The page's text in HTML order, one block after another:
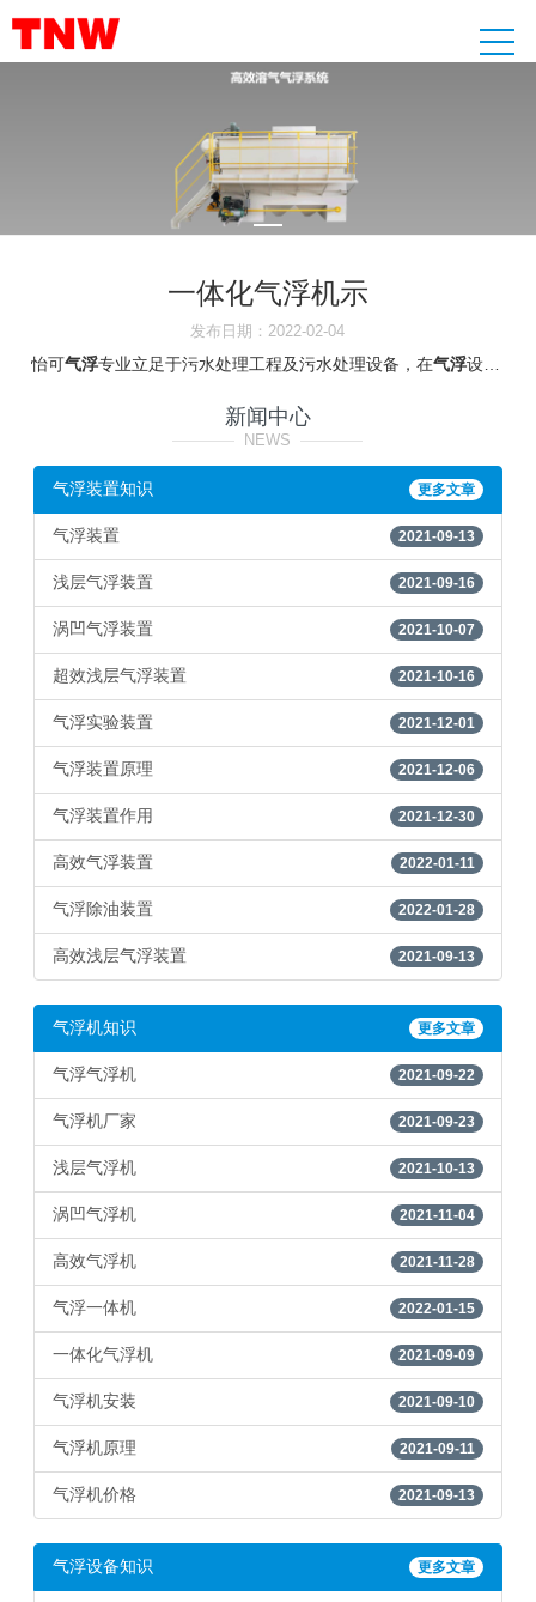
一体化气浮机示
发布日期：2022-02-04
怡可气浮专业立足于污水处理工程及污水处理设备，在气浮设备以及刮吸泥机设备方面有着独特的技术、整体解决方案和集成应用。公司的产品研发和工程设计能力已达到国际。浮选法(或
新闻中心
———— NEWS————
更多文章
气浮装置知识
2021-09-13
气浮装置
2021-09-16
浅层气浮装置
2021-10-07
涡凹气浮装置
2021-10-16
超效浅层气浮装置
2021-12-01
气浮实验装置
2021-12-06
气浮装置原理
2021-12-30
气浮装置作用
2022-01-11
高效气浮装置
2022-01-28
气浮除油装置
2021-09-13
高效浅层气浮装置
更多文章
气浮机知识
2021-09-22
气浮气浮机
2021-09-23
气浮机厂家
2021-10-13
浅层气浮机
2021-11-04
涡凹气浮机
2021-11-28
高效气浮机
2022-01-15
气浮一体机
2021-09-09
一体化气浮机
2021-09-10
气浮机安装
2021-09-11
气浮机原理
2021-09-13
气浮机价格
更多文章
气浮设备知识